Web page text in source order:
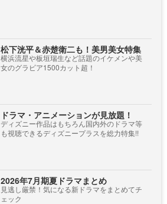
松下洸平＆赤楚衛二も！美男美女特集
横浜流星や板垣瑞生など話題のイケメンや美
女のグラビア1500カット超！
ドラマ・アニメーションが見放題！
ディズニー作品はもちろん国内外のドラマ等
も視聴できるディズニープラスを総力特集!!
2026年7月期夏ドラマまとめ
見逃し厳禁！気になる新ドラマをまとめてチ
ェック